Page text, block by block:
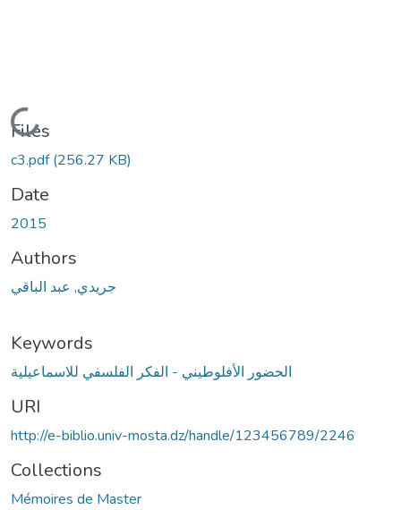
Loading...
Files
c3.pdf(256.27 KB)
Date
2015
Authors
جريدي, عبد الباقي
Keywords
الحضور الأفلوطيني - الفكر الفلسفي للاسماعيلية
URI
http://e-biblio.univ-mosta.dz/handle/123456789/2246
Collections
Mémoires de Master